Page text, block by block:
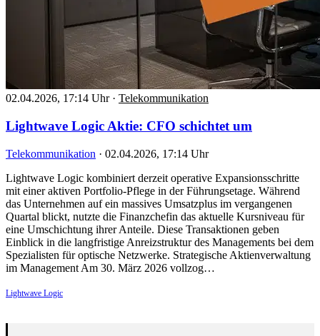
02.04.2026, 17:14 Uhr · Telekommunikation
Lightwave Logic Aktie: CFO schichtet um
Telekommunikation · 02.04.2026, 17:14 Uhr
Lightwave Logic kombiniert derzeit operative Expansionsschritte
mit einer aktiven Portfolio-Pflege in der Führungsetage. Während
das Unternehmen auf ein massives Umsatzplus im vergangenen
Quartal blickt, nutzte die Finanzchefin das aktuelle Kursniveau für
eine Umschichtung ihrer Anteile. Diese Transaktionen geben
Einblick in die langfristige Anreizstruktur des Managements bei dem
Spezialisten für optische Netzwerke. Strategische Aktienverwaltung
im Management Am 30. März 2026 vollzog…
Lightwave Logic